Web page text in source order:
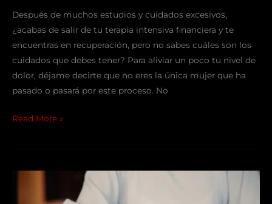
Después de muchos estudios y cuidados excesivos,
¿acabas de salir de tu terapia intensiva financiera y te
encuentras en recuperación, pero no sabes cuáles son los
cuidados que debes tener? Para aliviar un poco tu nivel de
dolor, déjame decirte que no eres la única mujer que ha
pasado o pasará por este proceso. No
Read More »